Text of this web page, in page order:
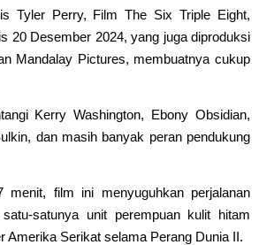
Tyler Perry, Film The Six Triple Eight,
20 Desember 2024, yang juga diproduksi
Mandalay Pictures, membuatnya cukup
Kerry Washington, Ebony Obsidian,
dan masih banyak peran pendukung
menit, film ini menyuguhkan perjalanan
satunya unit perempuan kulit hitam
Amerika Serikat selama Perang Dunia II.